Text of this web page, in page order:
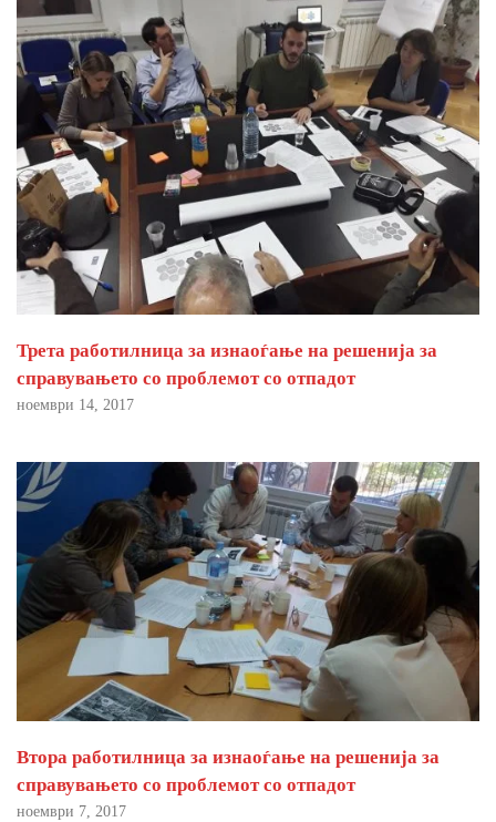
Трета работилница за изнаоѓање на решенија за
справувањето со проблемот со отпадот
ноември 14, 2017
Втора работилница за изнаоѓање на решенија за
справувањето со проблемот со отпадот
ноември 7, 2017